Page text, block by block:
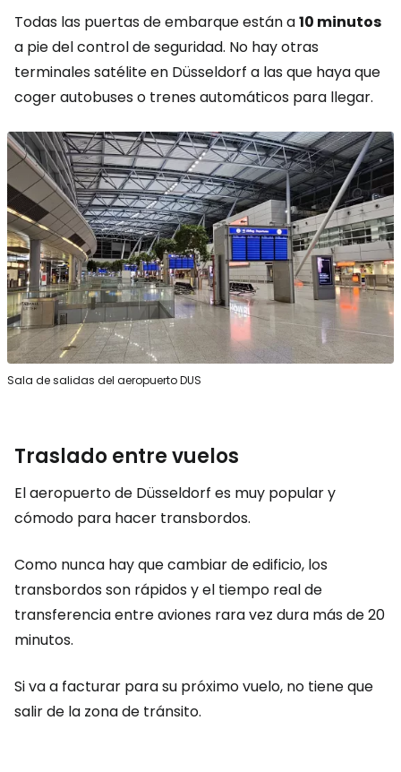
Todas las puertas de embarque están a10 minutos
a pie del control de seguridad. No hay otras
terminales satélite en Düsseldorf a las que haya que
coger autobuses o trenes automáticos para llegar.
Sala de salidas del aeropuerto DUS
Traslado entre vuelos
El aeropuerto de Düsseldorf es muy popular y
cómodo para hacer transbordos.
Como nunca hay que cambiar de edificio, los
transbordos son rápidos y el tiempo real de
transferencia entre aviones rara vez dura más de 20
minutos.
Si va a facturar para su próximo vuelo, no tiene que
salir de la zona de tránsito.